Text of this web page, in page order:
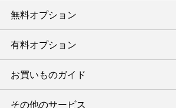
香典返し・法要引出物
新築内祝い・引越ご挨拶
入学内祝い
出産内祝 名入れ
今治タオル特集
グルメ限定カタログギフト
グルメギフト
タオルギフト
カタログギフトを予算で選ぶ
タオルギフトを予算で選ぶ
その他のギフトを予算で選ぶ
無料オプション
ラッピング
のし
有料オプション
風呂敷
写真入メッセージカード
お買いものガイド
その他のサービス